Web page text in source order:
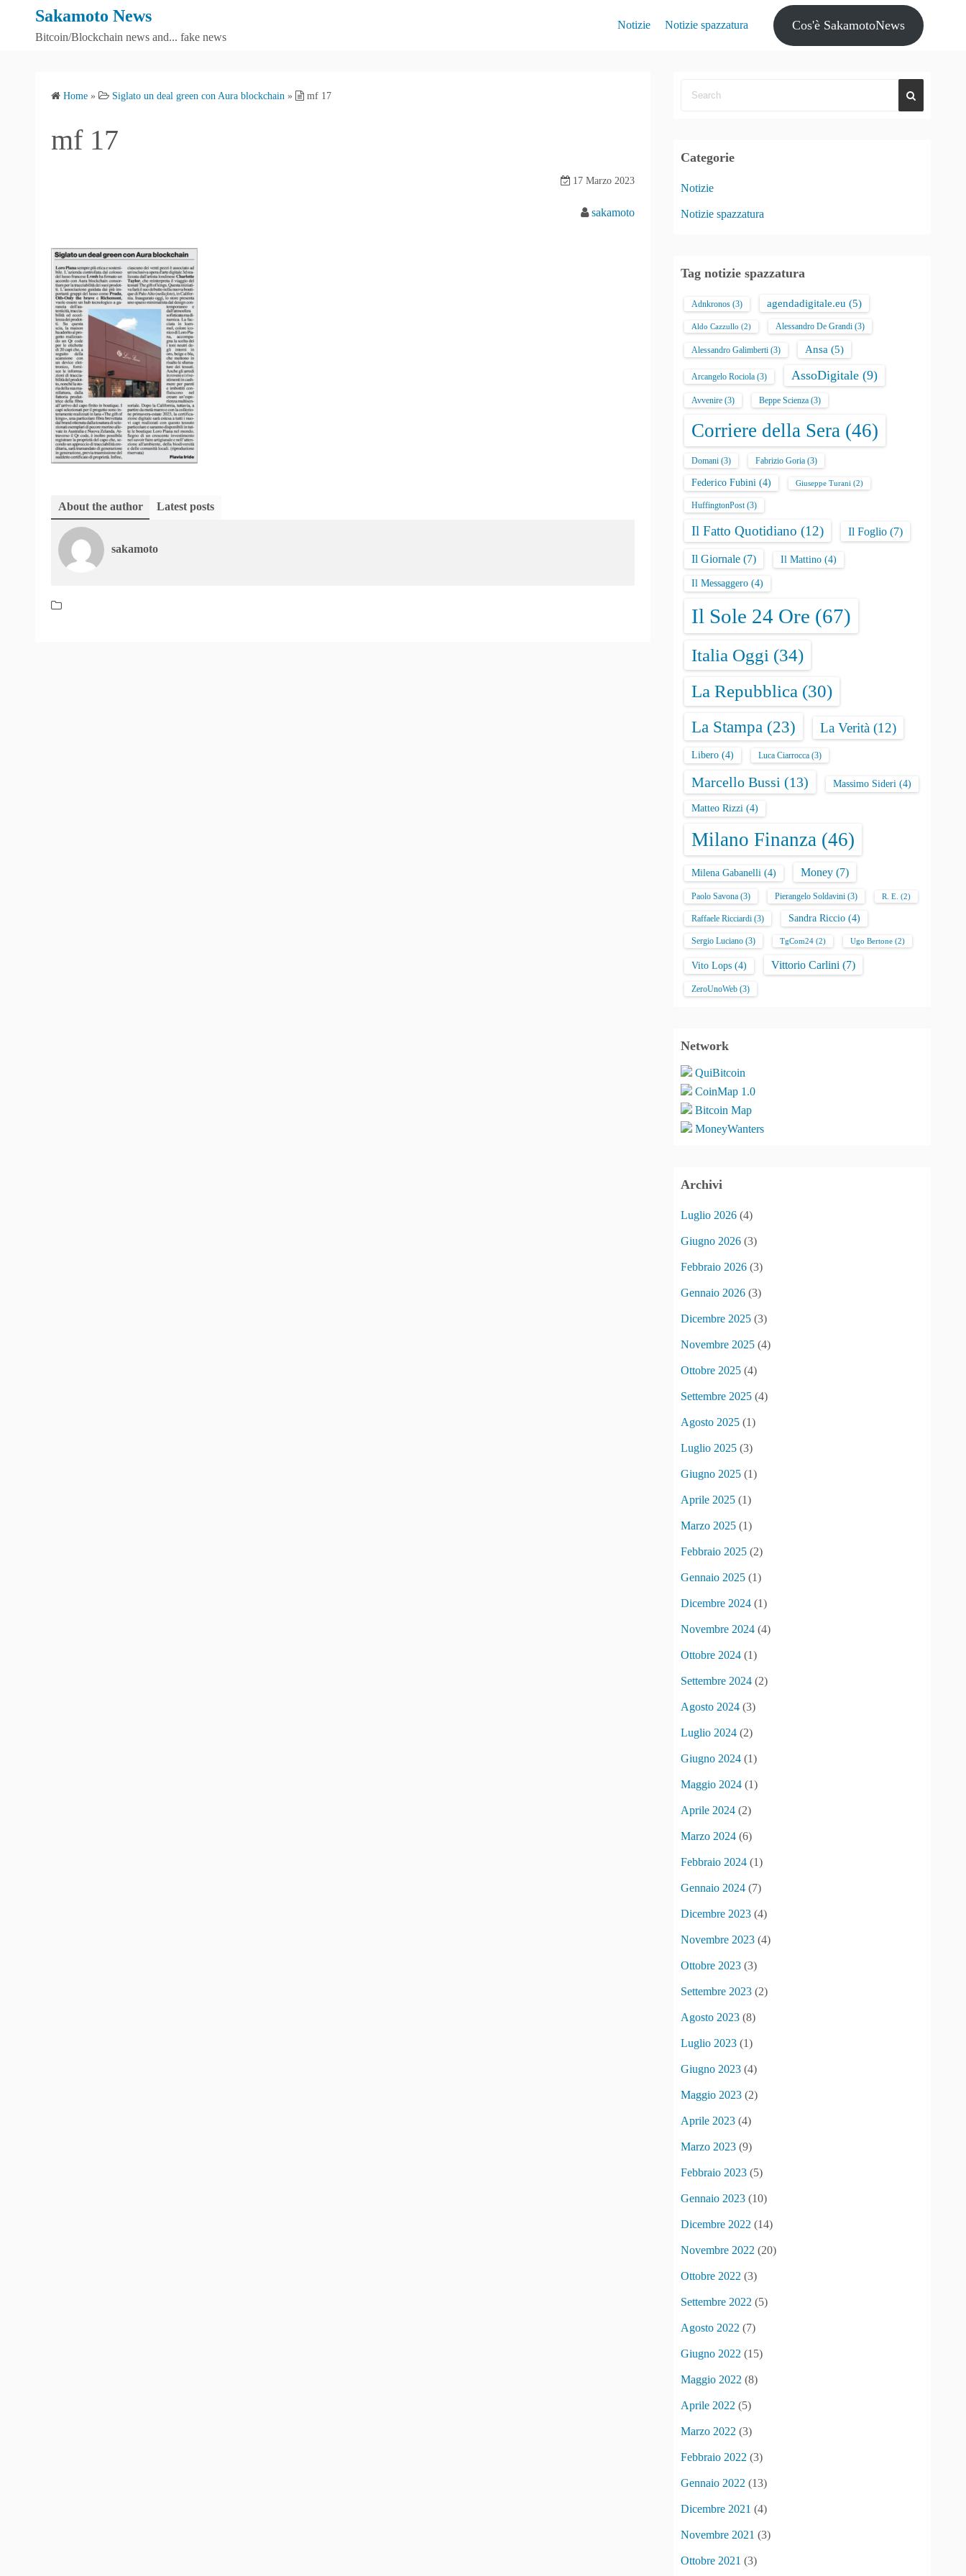
Sakamoto News
Bitcoin/Blockchain news and... fake news
Notizie Notizie spazzatura Cos'è SakamotoNews
Home » Siglato un deal green con Aura blockchain » mf 17
mf 17
17 Marzo 2023
sakamoto
About the author Latest posts
sakamoto
Categorie
Notizie
Notizie spazzatura
Tag notizie spazzatura
Adnkronos (3) agendadigitale.eu (5)
Aldo Cazzullo (2) Alessandro De Grandi (3)
Alessandro Galimberti (3) Ansa (5)
Arcangelo Rociola (3) AssoDigitale (9)
Avvenire (3) Beppe Scienza (3)
Corriere della Sera (46)
Domani (3) Fabrizio Goria (3)
Federico Fubini (4) Giuseppe Turani (2)
HuffingtonPost(3)
Il Fatto Quotidiano (12) Il Foglio (7)
Il Giornale (7) Il Mattino (4)
Il Messaggero (4)
Il Sole 24 Ore (67)
Italia Oggi (34)
La Repubblica (30)
La Stampa (23) La Verità (12)
Libero (4) Luca Ciarrocca (3)
Marcello Bussi (13) Massimo Sideri (4)
Matteo Rizzi (4)
Milano Finanza (46)
Milena Gabanelli (4) Money (7)
Paolo Savona (3) Pierangelo Soldavini (3) R. E. (2)
Raffaele Ricciardi (3) Sandra Riccio (4)
Sergio Luciano (3) TgCom24 (2) Ugo Bertone (2)
Vito Lops (4) Vittorio Carlini (7)
ZeroUnoWeb (3)
Network
QuiBitcoin
CoinMap 1.0
Bitcoin Map
MoneyWanters
Archivi
Luglio 2026 (4)
Giugno 2026 (3)
Febbraio 2026 (3)
Gennaio 2026 (3)
Dicembre 2025 (3)
Novembre 2025 (4)
Ottobre 2025 (4)
Settembre 2025 (4)
Agosto 2025 (1)
Luglio 2025 (3)
Giugno 2025 (1)
Aprile 2025 (1)
Marzo 2025 (1)
Febbraio 2025 (2)
Gennaio 2025 (1)
Dicembre 2024 (1)
Novembre 2024 (4)
Ottobre 2024 (1)
Settembre 2024 (2)
Agosto 2024 (3)
Luglio 2024 (2)
Giugno 2024 (1)
Maggio 2024 (1)
Aprile 2024 (2)
Marzo 2024 (6)
Febbraio 2024 (1)
Gennaio 2024 (7)
Dicembre 2023 (4)
Novembre 2023 (4)
Ottobre 2023 (3)
Settembre 2023 (2)
Agosto 2023 (8)
Luglio 2023 (1)
Giugno 2023 (4)
Maggio 2023 (2)
Aprile 2023 (4)
Marzo 2023 (9)
Febbraio 2023 (5)
Gennaio 2023 (10)
Dicembre 2022 (14)
Novembre 2022 (20)
Ottobre 2022 (3)
Settembre 2022 (5)
Agosto 2022 (7)
Giugno 2022 (15)
Maggio 2022 (8)
Aprile 2022 (5)
Marzo 2022 (3)
Febbraio 2022 (3)
Gennaio 2022 (13)
Dicembre 2021 (4)
Novembre 2021 (3)
Ottobre 2021 (3)